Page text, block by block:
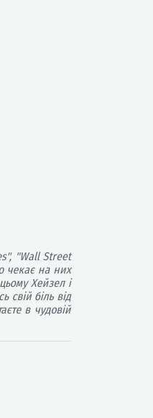
"Wall Street
чекає на них
Хейзел і
свій біль від
в чудовій